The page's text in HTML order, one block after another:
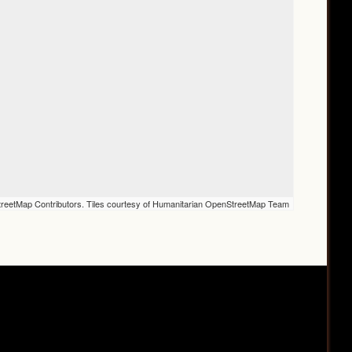
Contributors. Tiles courtesy of Humanitarian OpenStreetMap Team